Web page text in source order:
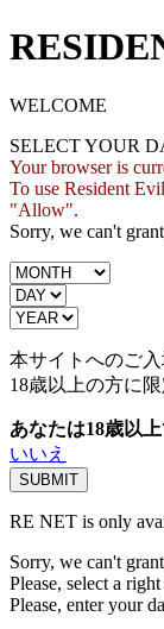
WELCOME
SELECT YOUR
Your browser is
To use Resident
"Allow".
Sorry, we can't
本サイトへのご入
18歳以上の方に
あなたは18歳以
いいえ
RE NET is only
Sorry, we can't
Please, select a
Please, enter your